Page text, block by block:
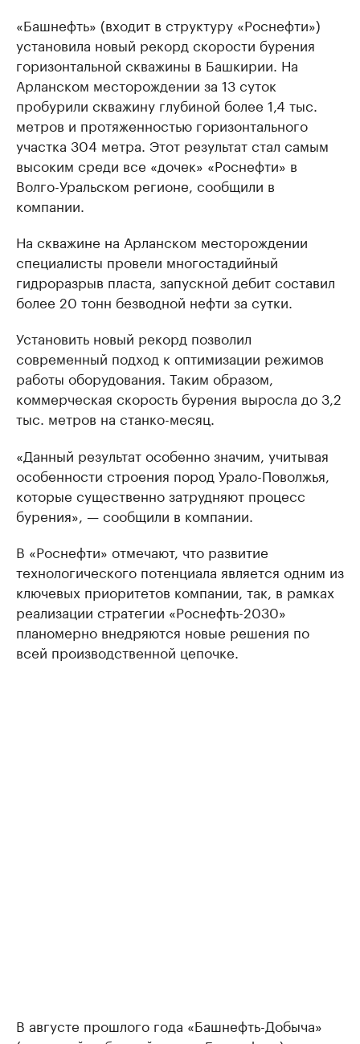
«Башнефть» (входит в структуру «Роснефти»)
установила новый рекорд скорости бурения
горизонтальной скважины в Башкирии. На
Арланском месторождении за 13 суток
пробурили скважину глубиной более 1,4 тыс.
метров и протяженностью горизонтального
участка 304 метра. Этот результат стал самым
высоким среди все «дочек» «Роснефти» в
Волго-Уральском регионе, сообщили в
компании.
На скважине на Арланском месторождении
специалисты провели многостадийный
гидроразрыв пласта, запускной дебит составил
более 20 тонн безводной нефти за сутки.
Установить новый рекорд позволил
современный подход к оптимизации режимов
работы оборудования. Таким образом,
коммерческая скорость бурения выросла до 3,2
тыс. метров на станко-месяц.
«Данный результат особенно значим, учитывая
особенности строения пород Урало-Поволжья,
которые существенно затрудняют процесс
бурения», — сообщили в компании.
В «Роснефти» отмечают, что развитие
технологического потенциала является одним из
ключевых приоритетов компании, так, в рамках
реализации стратегии «Роснефть-2030»
планомерно внедряются новые решения по
всей производственной цепочке.
В августе прошлого года «Башнефть-Добыча»